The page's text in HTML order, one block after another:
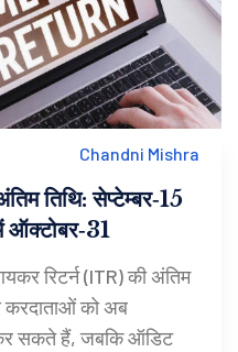
Chandni Mishra
तिथि: सेप्टेम्बर‑15
ऑक्टोबर‑31
रिटर्न (ITR) की अंतिम
करदाताओं को अब
सकते हैं, जबकि ऑडिट